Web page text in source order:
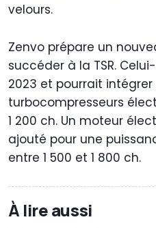
velours.
Zenvo prépare un
succéder à la TSR.
2023 et pourrait intégrer
turbocompresseurs
1 200 ch. Un moteur
ajouté pour une
entre 1 500 et 1 800 ch.
À lire aussi